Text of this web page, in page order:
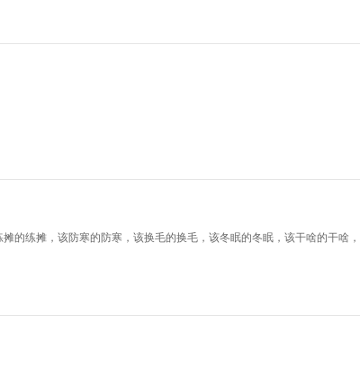
的练摊，该防寒的防寒，该换毛的换毛，该冬眠的冬眠，该干啥的干啥，